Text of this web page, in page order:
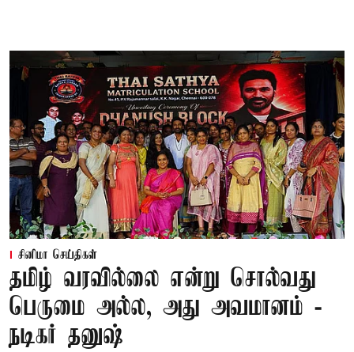
சினிமா செய்திகள்
தமிழ் வரவில்லை என்று சொல்வது
பெருமை அல்ல, அது அவமானம் -
நடிகர் தனுஷ்